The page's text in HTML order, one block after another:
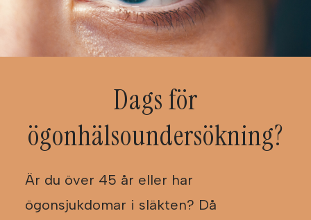
Dags för
ögonhälsoundersökning?
Är du över 45 år eller har
ögonsjukdomar i släkten? Då